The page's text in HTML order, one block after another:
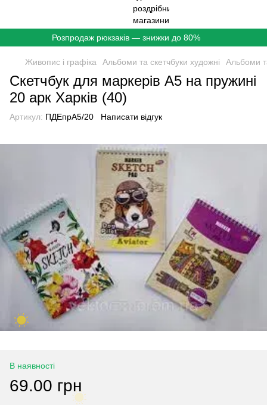
Розпродаж рюкзаків — знижки до 80%
Живопис і графіка Альбоми та скетчбуки художні Альбоми
Скетчбук для маркерів А5 на пружині
20 арк Харків (40)
Артикул: ПДЕпрА5/20 Написати відгук
В наявності
69.00 грн